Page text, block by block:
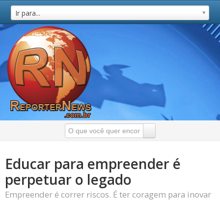
Ir para...
Educar para empreender é
perpetuar o legado
Empreender é correr riscos. É ter coragem para inovar